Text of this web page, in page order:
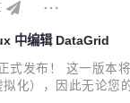
中编辑 DataGrid
发布！ 这一版本
化），因此无论